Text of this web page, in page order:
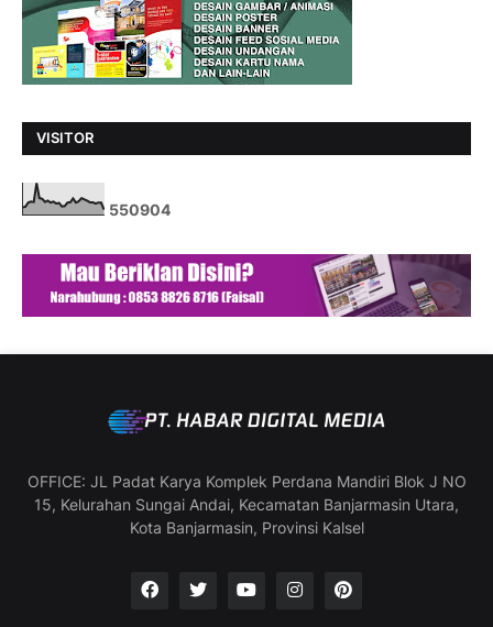
VISITOR
550904
OFFICE: JL Padat Karya Komplek Perdana Mandiri Blok J NO
15, Kelurahan Sungai Andai, Kecamatan Banjarmasin Utara,
Kota Banjarmasin, Provinsi Kalsel